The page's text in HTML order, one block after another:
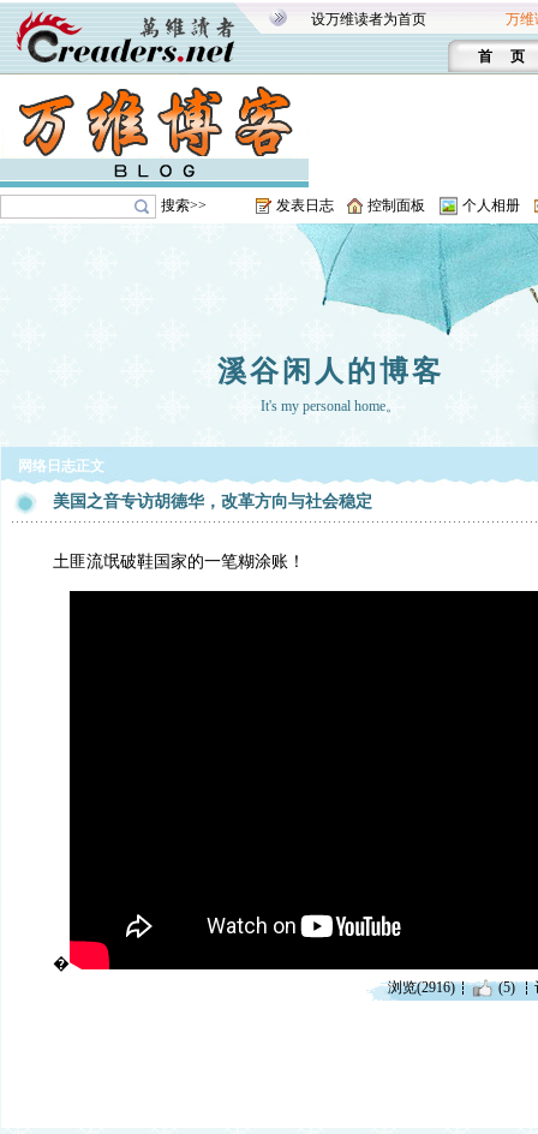
设万维读者为首页 万维
首 页
搜索>> 发表日志 控制面板 个人相册
溪谷闲人的博客
It's my personal home。
网络日志正文
美国之音专访胡德华，改革方向与社会稳定
土匪流氓破鞋国家的一笔糊涂账！
�
浏览(2916) (5)